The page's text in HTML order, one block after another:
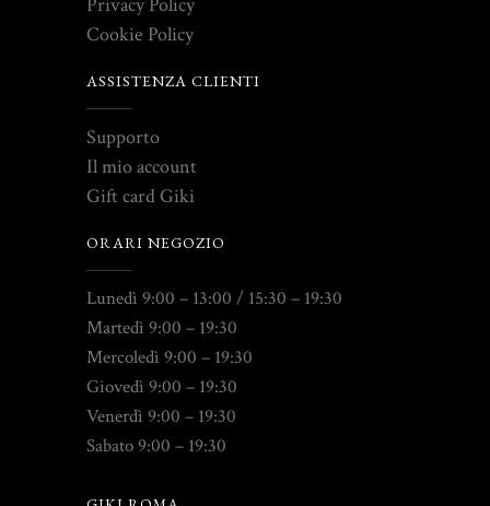
Privacy Policy
Cookie Policy
ASSISTENZA CLIENTI
Supporto
Il mio account
Gift card Giki
ORARI NEGOZIO
Lunedì 9:00 – 13:00 / 15:30 – 19:30
Martedì 9:00 – 19:30
Mercoledì 9:00 – 19:30
Giovedì 9:00 – 19:30
Venerdì 9:00 – 19:30
Sabato 9:00 – 19:30